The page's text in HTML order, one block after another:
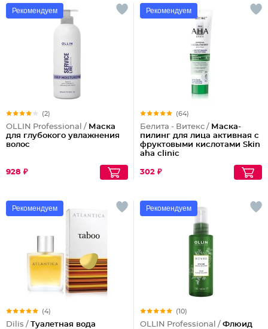
Рекомендуем
(2)
OLLIN Professional / Маска
для глубокого увлажнения
волос
928 ₽
Рекомендуем
(64)
Белита - Витекс / Маска-
пилинг для лица активная с
фруктовыми кислотами Skin
aha clinic
302 ₽
Рекомендуем
(4)
Dilis / Туалетная вода
Рекомендуем
(10)
OLLIN Professional / Флюид